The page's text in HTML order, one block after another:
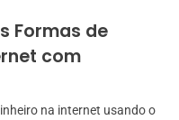
Formas de
com
na internet usando o